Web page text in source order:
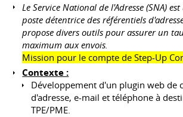
Le Service National de l'Adresse (SNA)
poste détentrice des référentiels
propose divers outils pour assurer un
maximum aux envois.
Mission pour le compte de Step-Up
Contexte :
Développement d'un plugin web de
d'adresse, e-mail et téléphone à
TPE/PME.